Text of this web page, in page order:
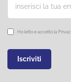
Ho letto e accetto la